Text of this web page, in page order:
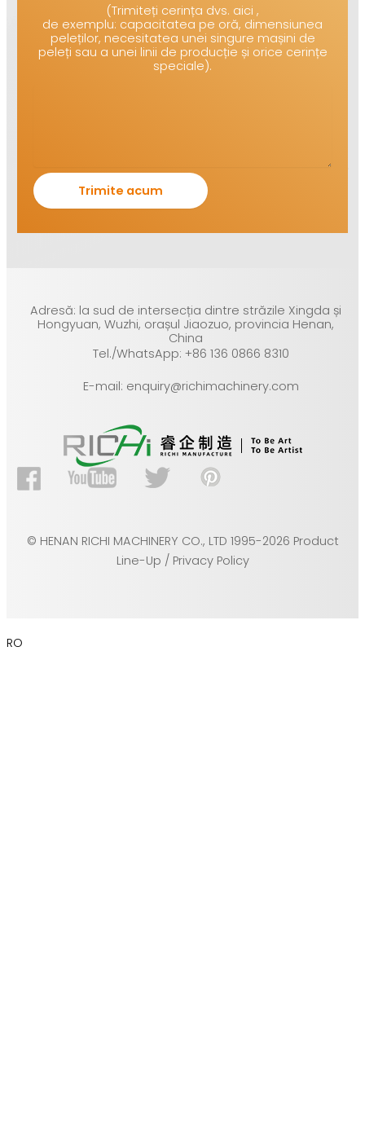
(Trimiteți cerința dvs. aici ,
de exemplu: capacitatea pe oră, dimensiunea
peleților, necesitatea unei singure mașini de
peleți sau a unei linii de producție și orice cerințe
speciale).
Adresă: la sud de intersecția dintre străzile Xingda și
Hongyuan, Wuzhi, orașul Jiaozuo, provincia Henan,
China
Tel./WhatsApp: +86 136 0866 8310
E-mail: enquiry@richimachinery.com
© HENAN RICHI MACHINERY CO., LTD 1995-2026 Product
Line-Up / Privacy Policy
RO